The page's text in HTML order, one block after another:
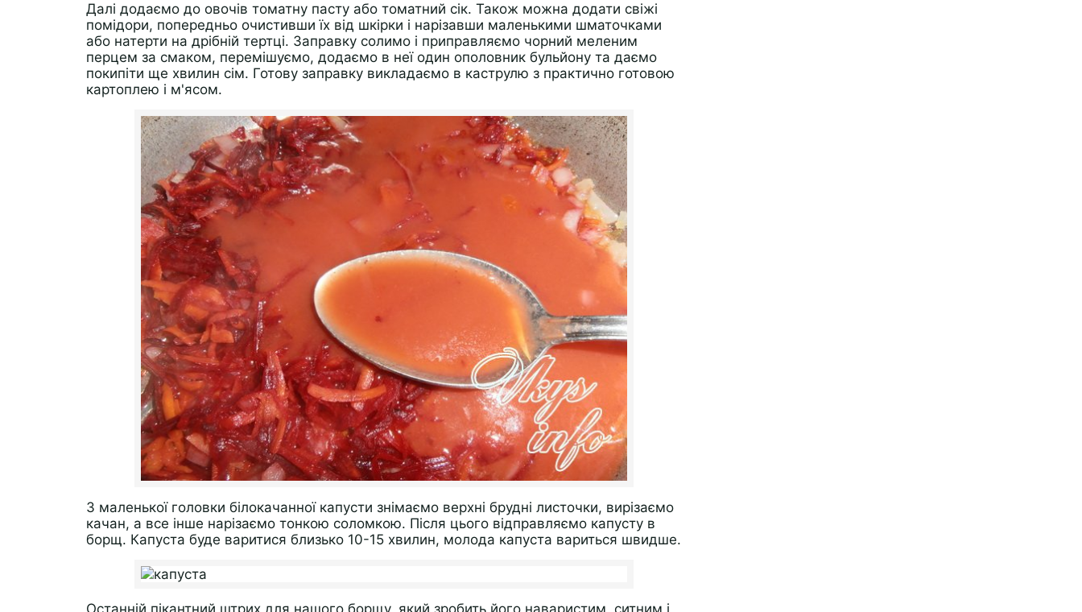
Далі додаємо до овочів томатну пасту або томатний сік. Також можна додати свіжі
помідори, попередньо очистивши їх від шкірки і нарізавши маленькими шматочками
або натерти на дрібній тертці. Заправку солимо і приправляємо чорний меленим
перцем за смаком, перемішуємо, додаємо в неї один ополовник бульйону та даємо
покипіти ще хвилин сім. Готову заправку викладаємо в каструлю з практично готовою
картоплею і м'ясом.
З маленької головки білокачанної капусти знімаємо верхні брудні листочки, вирізаємо
качан, а все інше нарізаємо тонкою соломкою. Після цього відправляємо капусту в
борщ. Капуста буде варитися близько 10-15 хвилин, молода капуста вариться швидше.
Останній пікантний штрих для нашого борщу, який зробить його наваристим, ситним і